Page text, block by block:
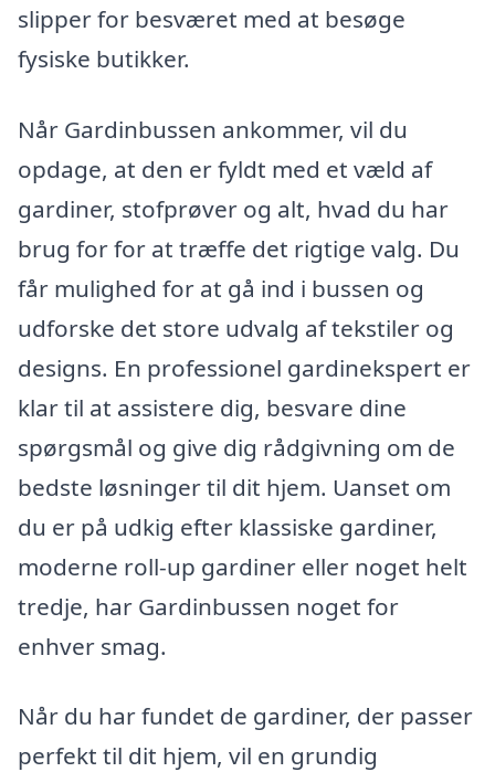
slipper for besværet med at besøge
fysiske butikker.
Når Gardinbussen ankommer, vil du
opdage, at den er fyldt med et væld af
gardiner, stofprøver og alt, hvad du har
brug for for at træffe det rigtige valg. Du
får mulighed for at gå ind i bussen og
udforske det store udvalg af tekstiler og
designs. En professionel gardinekspert er
klar til at assistere dig, besvare dine
spørgsmål og give dig rådgivning om de
bedste løsninger til dit hjem. Uanset om
du er på udkig efter klassiske gardiner,
moderne roll-up gardiner eller noget helt
tredje, har Gardinbussen noget for
enhver smag.
Når du har fundet de gardiner, der passer
perfekt til dit hjem, vil en grundig